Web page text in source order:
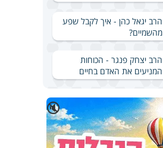
הרב יגאל כהן - איך לקבל שפע
מהשמיים?
הרב יצחק פנגר - הכוחות
המניעים את האדם בחיים
🔇